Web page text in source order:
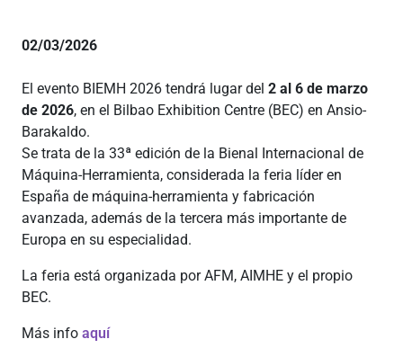
02/03/2026
El evento BIEMH 2026 tendrá lugar del 2 al 6 de marzo
de 2026, en el Bilbao Exhibition Centre (BEC) en Ansio-
Barakaldo.
Se trata de la 33ª edición de la Bienal Internacional de
Máquina‑Herramienta, considerada la feria líder en
España de máquina-herramienta y fabricación
avanzada, además de la tercera más importante de
Europa en su especialidad.
La feria está organizada por AFM, AIMHE y el propio
BEC.
Más info aquí